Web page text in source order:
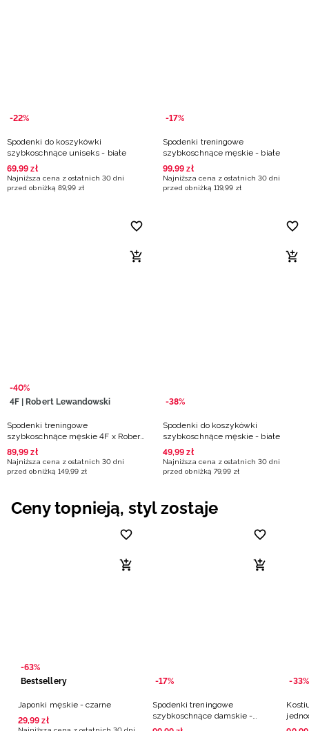
-22%
Spodenki do koszykówki
szybkoschnące uniseks - białe
69,99 zł
Najniższa cena z ostatnich 30 dni
przed obniżką 89,99 zł
-17%
Spodenki treningowe
szybkoschnące męskie - białe
99,99 zł
Najniższa cena z ostatnich 30 dni
przed obniżką 119,99 zł
-40%
4F | Robert Lewandowski
Spodenki treningowe
szybkoschnące męskie 4F x Robert
Lewandowski - turkusowe
89,99 zł
Najniższa cena z ostatnich 30 dni
przed obniżką 149,99 zł
-38%
Spodenki do koszykówki
szybkoschnące męskie - białe
49,99 zł
Najniższa cena z ostatnich 30 dni
przed obniżką 79,99 zł
Ceny topnieją, styl zostaje
-63%
Bestsellery
Japonki męskie - czarne
29,99 zł
-17%
Spodenki treningowe
szybkoschnące damskie -
czarne
-33%